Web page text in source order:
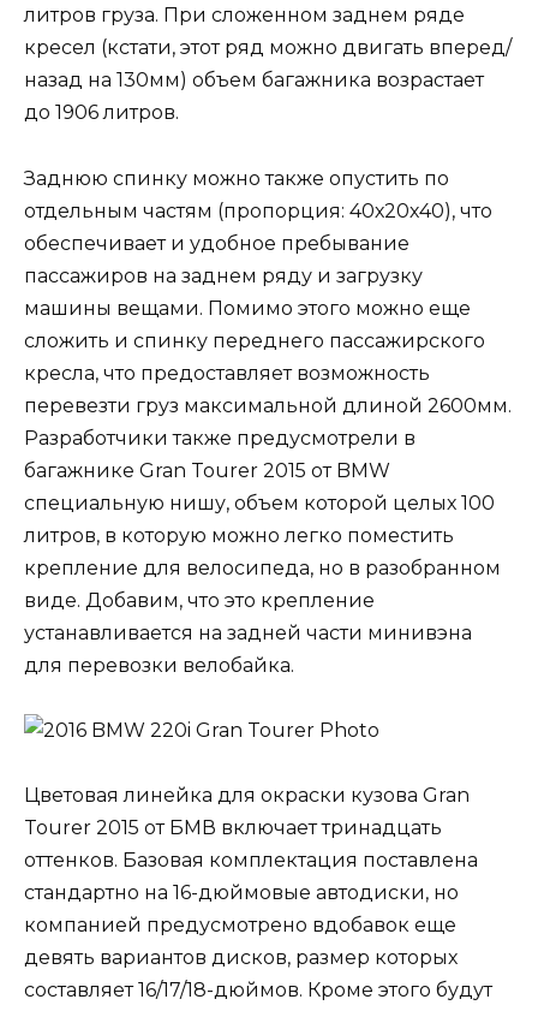
литров груза. При сложенном заднем ряде
кресел (кстати, этот ряд можно двигать вперед/
назад на 130мм) объем багажника возрастает
до 1906 литров.
Заднюю спинку можно также опустить по
отдельным частям (пропорция: 40х20х40), что
обеспечивает и удобное пребывание
пассажиров на заднем ряду и загрузку
машины вещами. Помимо этого можно еще
сложить и спинку переднего пассажирского
кресла, что предоставляет возможность
перевезти груз максимальной длиной 2600мм.
Разработчики также предусмотрели в
багажнике Gran Tourer 2015 от BMW
специальную нишу, объем которой целых 100
литров, в которую можно легко поместить
крепление для велосипеда, но в разобранном
виде. Добавим, что это крепление
устанавливается на задней части минивэна
для перевозки велобайка.
Цветовая линейка для окраски кузова Gran
Tourer 2015 от БМВ включает тринадцать
оттенков. Базовая комплектация поставлена
стандартно на 16-дюймовые автодиски, но
компанией предусмотрено вдобавок еще
девять вариантов дисков, размер которых
составляет 16/17/18-дюймов. Кроме этого будут